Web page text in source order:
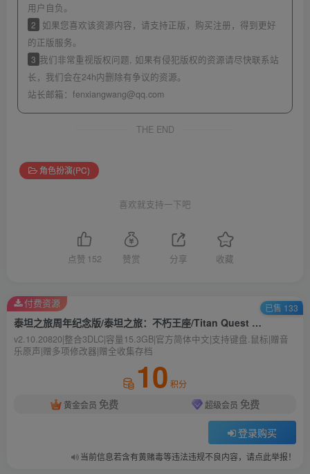
用户自负。
2
如果您喜欢该资源内容，请支持正版，购买注册，得到更好
的正版服务。
3 我们非常重视版权问题, 如果有侵犯版权的资源请尽快联系站
长，我们会在24h内删除有争议的资源。
站长邮箱： fenxiangwang@qq.com
THE END
角色扮演(PC)
喜欢就支持一下吧
点赞 152 赞赏 分享 收藏
泰坦之旅周年纪念版/泰坦之旅：不朽王座/Titan Quest Anniversary Edition
v2.10.20820|整合3DLC|容量15.3GB|官方简体中文|支持键盘.鼠标|赠音
乐原声|赠多项修改器|赠全收集存档
10 积分
黄金会员 免费 超级会员 免费
登录购买
当前信息若含有黄赌毒等违法违规不良内容，请点此举报！
付费资源 已售 133